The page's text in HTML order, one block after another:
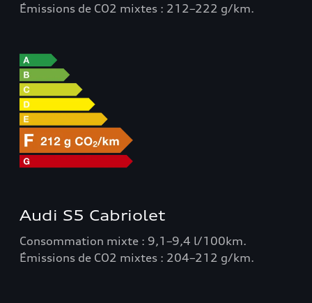
Émissions de CO2 mixtes : 212–222 g/km.
Audi S5 Cabriolet
Consommation mixte : 9,1–9,4 l/100km.
Émissions de CO2 mixtes : 204–212 g/km.